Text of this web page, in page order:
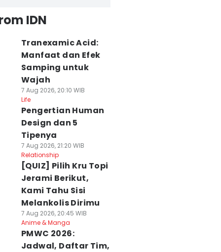
IDN
Tranexamic Acid:
Manfaat dan Efek
Samping untuk
Wajah
7 Aug 2026, 20:10 WIB
Life
Pengertian Human
Design dan 5
Tipenya
7 Aug 2026, 21:20 WIB
Relationship
[QUIZ] Pilih Kru Topi
Jerami Berikut,
Kami Tahu Sisi
Melankolis Dirimu
7 Aug 2026, 20:45 WIB
Anime & Manga
PMWC 2026:
Jadwal, Daftar Tim,